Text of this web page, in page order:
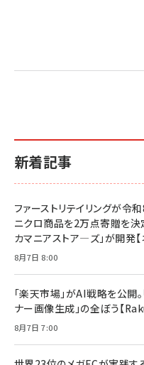
新着記事
ファーストリテイリングが
ニクロ商品を2万点寄贈を決
カマニアストア―ズ」が開発【
8月7日 8:00
「楽天市場」がAI戦略を公開。
ナー画像生成」の全ぼう【
8月7日 7:00